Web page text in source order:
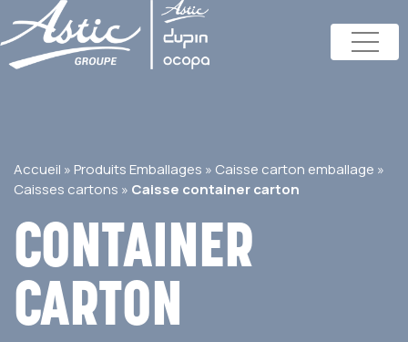
Accueil » Produits Emballages » Caisse carton emballage »
Caisses cartons » Caisse container carton
CONTAINER
CARTON